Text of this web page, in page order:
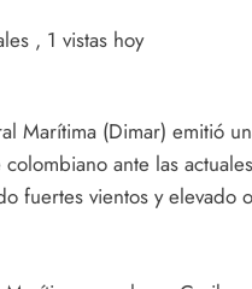
, 1 vistas hoy
Marítima (Dimar) emitió
ante las
fuertes vientos y elevado